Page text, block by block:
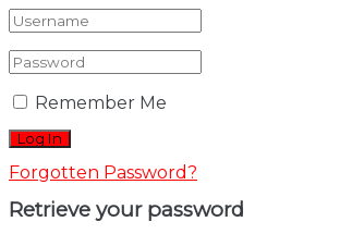
Remember Me
Forgotten Password?
Retrieve your password